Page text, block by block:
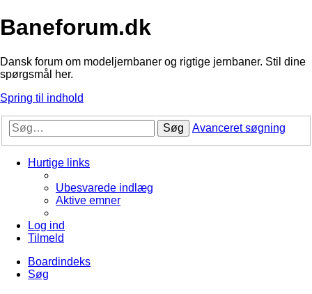
Baneforum.dk
Dansk forum om modeljernbaner og rigtige jernbaner. Stil dine
spørgsmål her.
Spring til indhold
Søg Avanceret søgning
Hurtige links
Ubesvarede indlæg
Aktive emner
Log ind
Tilmeld
Boardindeks
Søg